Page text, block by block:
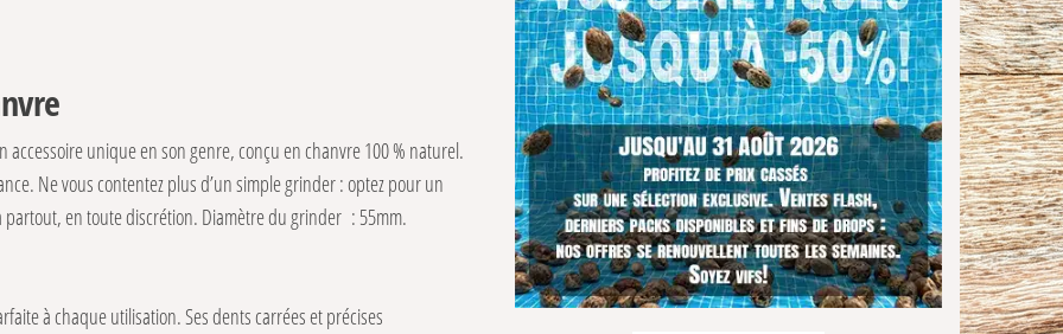
accessoire unique en son genre, conçu en chanvre 100 % naturel.
Ne vous contentez plus d’un simple grinder : optez pour un
en toute discrétion. Diamètre du grinder : 55mm.
à chaque utilisation. Ses dents carrées et précises